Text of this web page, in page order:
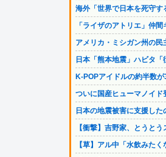
海外「世界で日本を死守す
「ライザのアトリエ」仲
アメリカ・ミシガン州の
日本「熊本地震」ハビタ
K-POPアイドルの約半数
ついに国産ヒューマノイド
日本の地震被害に支援し
【衝撃】吉野家、とうと
【草】アル中「水飲みた